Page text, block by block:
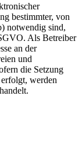
bestimmter, von
notwendig sind,
Als Betreiber
an der
und
die Setzung
werden